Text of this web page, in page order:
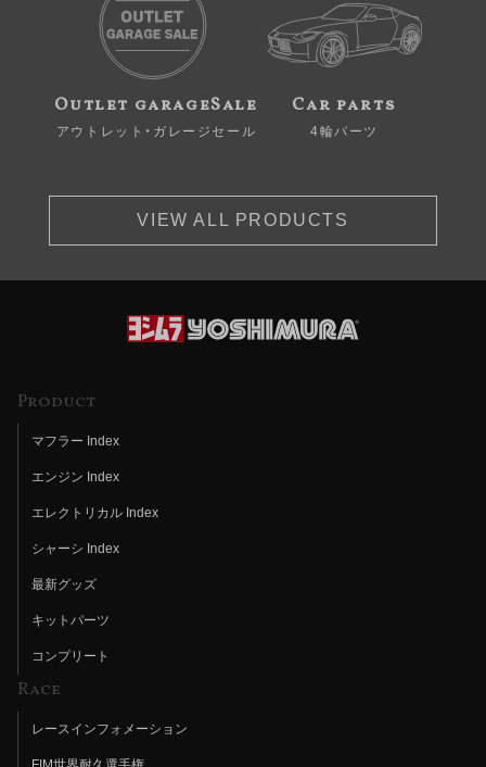
Outlet garageSale
アウトレット・ガレージセール
Car parts
4輪パーツ
VIEW ALL PRODUCTS
Product
マフラー Index
エンジン Index
エレクトリカル Index
シャーシ Index
最新グッズ
キットパーツ
コンプリート
Race
レースインフォメーション